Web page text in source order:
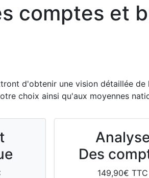
comptes et
d'obtenir une vision détaillée de
choix ainsi qu'aux moyennes
Des
149,90€ TTC